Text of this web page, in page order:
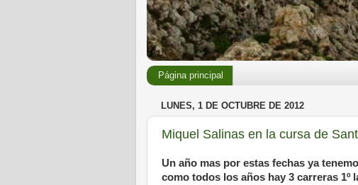
Página principal
LUNES, 1 DE OCTUBRE DE 2012
Miquel Salinas en la cursa de
Un año mas por estas fechas ya
como todos los años hay 3 carreras 1º